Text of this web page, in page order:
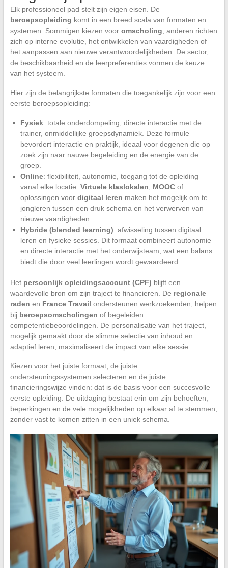
Elk professioneel pad stelt zijn eigen eisen. De
beroepsopleiding komt in een breed scala van formaten en
systemen. Sommigen kiezen voor omscholing , anderen richten
zich op interne evolutie, het ontwikkelen van vaardigheden of
het aanpassen aan nieuwe verantwoordelijkheden. De sector,
de beschikbaarheid en de leerpreferenties vormen de keuze
van het systeem.
Hier zijn de belangrijkste formaten die toegankelijk zijn voor een
eerste beroepsopleiding:
Fysiek: totale onderdompeling, directe interactie met de
trainer, onmiddellijke groepsdynamiek. Deze formule
bevordert interactie en praktijk, ideaal voor degenen die op
zoek zijn naar nauwe begeleiding en de energie van de
groep.
Online: flexibiliteit, autonomie, toegang tot de opleiding
vanaf elke locatie. Virtuele klaslokalen MOOCof
oplossingen voor digitaal leren maken het mogelijk om te
jongleren tussen een druk schema en het verwerven van
nieuwe vaardigheden.
Hybride (blended learning): afwisseling tussen digitaal
leren en fysieke sessies. Dit formaat combineert autonomie
en directe interactie met het onderwijsteam, wat een balans
biedt die door veel leerlingen wordt gewaardeerd.
Het persoonlijk opleidingsaccount (CPF) blijft een
waardevolle bron om zijn traject te financieren. De regionale
raden en France Travail ondersteunen werkzoekenden, helpen
bij beroepsomscholingen of begeleiden
competentiebeoordelingen. De personalisatie van het traject,
mogelijk gemaakt door de slimme selectie van inhoud en
adaptief leren, maximaliseert de impact van elke sessie.
Kiezen voor het juiste formaat, de juiste
ondersteuningssystemen selecteren en de juiste
financieringswijze vinden: dat is de basis voor een succesvolle
eerste opleiding. De uitdaging bestaat erin om zijn behoeften,
beperkingen en de vele mogelijkheden op elkaar af te stemmen,
zonder vast te komen zitten in een uniek schema.